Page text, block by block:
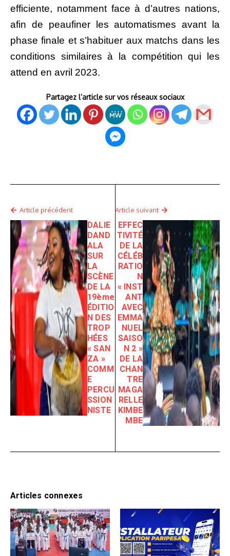
efficiente, notamment face à d’autres nations,
afin de peaufiner les automatismes avant la
phase finale et s’habituer aux matchs dans les
conditions similaires à la compétition qui les
attend en avril 2023.
Partagez l’article sur vos réseaux sociaux
Article précédent
DALIE
DAND
ALA
SUR
LA
SCÈNE
DE LA
19ème
ÉDITIO
N DES
TROP
HÉES
« SAN
ZA »
COMM
E
PERCU
SSION
NISTE
Article suivant
EFFEC
TIVITÉ
DE LA
CÉLÉB
RATIO
N
« INST
ANT
AVEC
EMMA
NUEL
SAISO
N 2 »
DE LA
CHAN
TRE
MAGA
RELLE
KIMBE
MBE
Articles connexes